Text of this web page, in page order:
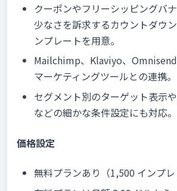
クーポンやフリーシッピングバ
少なさを訴求するカウントダウ
ンプレートを用意。
Mailchimp、Klaviyo、
マーケティングツールとの連携。
セグメント別のターゲット表示
などの細かな条件設定にも対応。
価格設定
無料プランあり（1,500 インプレ